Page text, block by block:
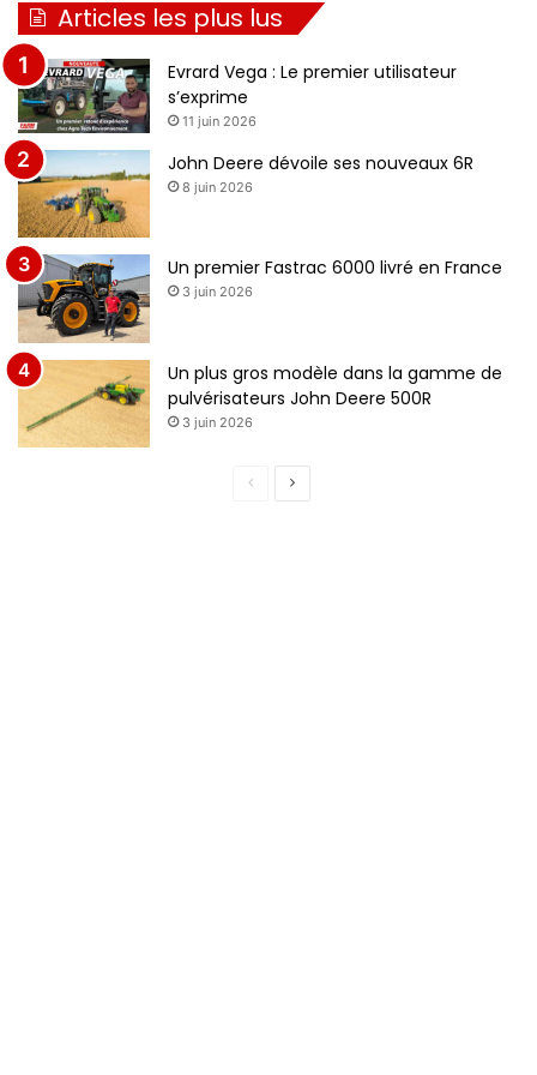
Articles les plus lus
Evrard Vega : Le premier utilisateur
s’exprime
11 juin 2026
John Deere dévoile ses nouveaux 6R
8 juin 2026
Un premier Fastrac 6000 livré en France
3 juin 2026
Un plus gros modèle dans la gamme de
pulvérisateurs John Deere 500R
3 juin 2026
Page
Page